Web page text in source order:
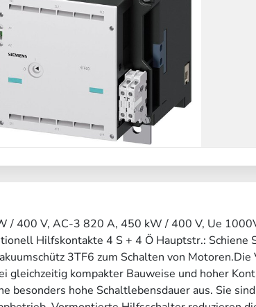
/ 400 V, AC-3 820 A, 450 kW / 400 V, Ue
Hilfskontakte 4 S + 4 Ö Hauptstr.: Schiene
3TF6 zum Schalten von Motoren.Die
gleichzeitig kompakter Bauweise und hoher
besonders hohe Schaltlebensdauer aus. Sie